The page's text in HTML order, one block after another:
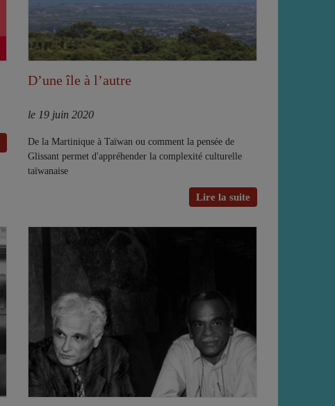
D’une île à l’autre
le 19 juin 2020
De la Martinique à Taïwan ou comment la pensée de
Glissant permet d'appréhender la complexité culturelle
taïwanaise
Lire la suite